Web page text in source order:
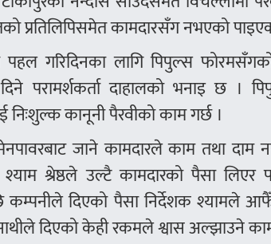
प्रतिलिपिसमेत कामदारसँग नभएको
पहल गरिदिनका लागि पिपुल्स
परामर्शकर्ता दाहालको भनाइ छ ।
निःशुल्क कानूनी पैरवीको काम गर्छ ।
जाने कामदारले काम तथा दाम
श्याम श्रेष्ठले उल्टै कामदारको पैसा
कम्पनीले दिएको पैसा निर्देशक श्यामले
दिएको केही रकमले श्वास अल्झाउने